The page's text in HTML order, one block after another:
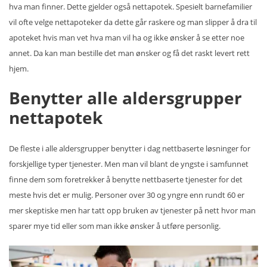
hva man finner. Dette gjelder også nettapotek. Spesielt barnefamilier
vil ofte velge nettapoteker da dette går raskere og man slipper å dra til
apoteket hvis man vet hva man vil ha og ikke ønsker å se etter noe
annet. Da kan man bestille det man ønsker og få det raskt levert rett
hjem.
Benytter alle aldersgrupper
nettapotek
De fleste i alle aldersgrupper benytter i dag nettbaserte løsninger for
forskjellige typer tjenester. Men man vil blant de yngste i samfunnet
finne dem som foretrekker å benytte nettbaserte tjenester for det
meste hvis det er mulig. Personer over 30 og yngre enn rundt 60 er
mer skeptiske men har tatt opp bruken av tjenester på nett hvor man
sparer mye tid eller som man ikke ønsker å utføre personlig.